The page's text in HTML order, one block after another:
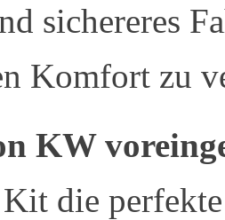
sichereres
Komfort zu
KW
die